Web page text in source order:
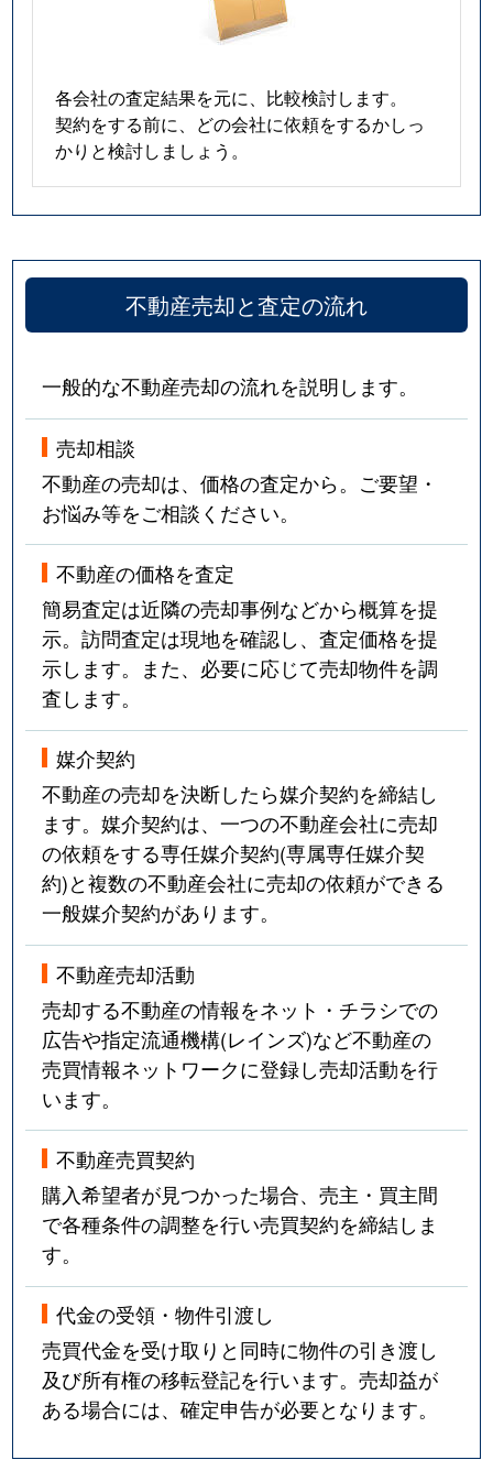
各会社の査定結果を元に、比較検討します。
契約をする前に、どの会社に依頼をするかしっ
かりと検討しましょう。
不動産売却と査定の流れ
一般的な不動産売却の流れを説明します。
売却相談
不動産の売却は、価格の査定から。ご要望・
お悩み等をご相談ください。
不動産の価格を査定
簡易査定は近隣の売却事例などから概算を提
示。訪問査定は現地を確認し、査定価格を提
示します。また、必要に応じて売却物件を調
査します。
媒介契約
不動産の売却を決断したら媒介契約を締結し
ます。媒介契約は、一つの不動産会社に売却
の依頼をする専任媒介契約(専属専任媒介契
約)と複数の不動産会社に売却の依頼ができる
一般媒介契約があります。
不動産売却活動
売却する不動産の情報をネット・チラシでの
広告や指定流通機構(レインズ)など不動産の
売買情報ネットワークに登録し売却活動を行
います。
不動産売買契約
購入希望者が見つかった場合、売主・買主間
で各種条件の調整を行い売買契約を締結しま
す。
代金の受領・物件引渡し
売買代金を受け取りと同時に物件の引き渡し
及び所有権の移転登記を行います。売却益が
ある場合には、確定申告が必要となります。